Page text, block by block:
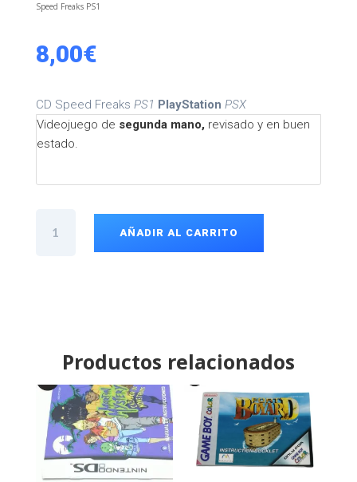
Speed Freaks PS1
8,00€
CD Speed Freaks PS1 PlayStation PSX
Videojuego de segunda mano, revisado y en buen
estado.
Speed
AÑADIR AL CARRITO
Productos relacionados